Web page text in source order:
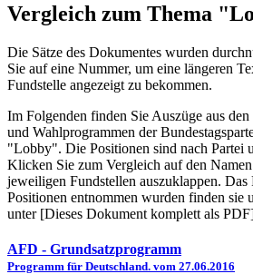
Vergleich zum Thema
Die Sätze des Dokum­entes wurden
Sie auf eine Nummer, um eine längeren
Fundstelle angezeigt zu bekommen.
Im Folgenden finden Sie Auszüge aus
und Wahl­program­men der
"Lobby". Die Posi­tionen sind nach Partei
Klicken Sie zum Vergleich auf den
jeweiligen Fundstellen aus­zu­klappen.
Posi­tionen entnommen wurden finden sie
unter [Dieses Dokument komplett als
AFD - Grundsatzprogramm
Programm für Deutschland. vom 27.06.2016